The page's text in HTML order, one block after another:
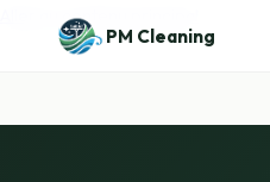
Aller au contenu principal
PM Cleaning